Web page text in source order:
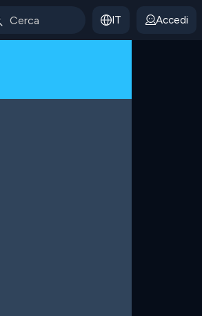
IT Accedi